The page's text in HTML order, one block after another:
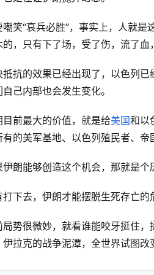
嘲笑“哀兵必胜”，事实上，人就
的，只有下了场，受了伤，流了血
抵抗的效果已经出现了，以色列
自己内部也会发生变化。
目前最大的价值，就是给美国和以
有的美军基地、以色列殖民者、帝
伊朗能够创造这个机会，那就是个
打下去，伊朗才能摆脱生死存亡的
局势很微妙，就看谁能咬牙挺住
伊拉克的战争泥潭，全世界试图